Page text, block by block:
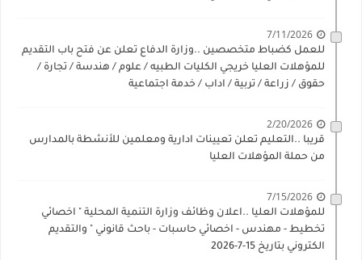
7/11/2026
للعمل كضباط متخصصين ..وزارة الدفاع تعلن عن فتح باب التقديم
للمؤهلات العليا خريجي الكليات الطبيه / علوم / هندسة / تجارة /
حقوق / زراعة / تربية / اداب / خدمة اجتماعية
2/20/2026
قريبا ..التعليم تعلن تعيينات ادارية ومعلمين للأنشطة بالمدارس
من حملة المؤهلات العليا
7/15/2026
للمؤهلات العليا ..اعلان وظائف وزارة التنمية المحلية " اخصائي
تخطيط - مهندس - اخصائي حاسبات - باحث قانوني " والتقديم
الكتروني بتاريخ 15-7-2026